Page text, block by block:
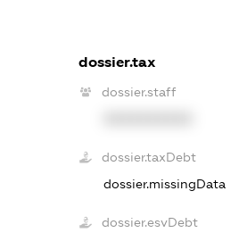
dossier.tax
dossier.staff
dossier.taxDebt
dossier.missingData
dossier.esvDebt